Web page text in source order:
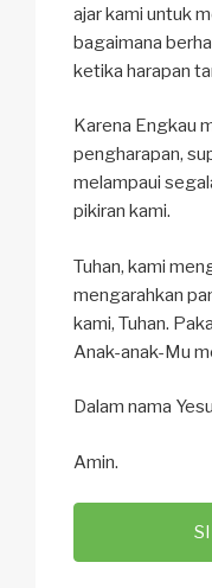
ajar kami untuk
bagaimana
ketika harapan
Karena Engkau
pengharapan,
melampaui
pikiran kami.
Tuhan, kami
mengarahkan
kami, Tuhan.
Anak-anak-Mu
Dalam nama
Amin.